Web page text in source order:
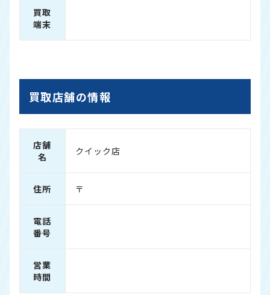
買取
端末
買取店舗の情報
店舗
名
クイック店
住所 〒
電話
番号
営業
時間